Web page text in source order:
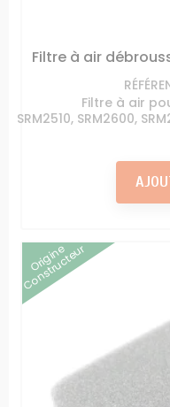
Filtre à air
Filtre à air
SRM2510, SRM2600,
Origine
Constructeur